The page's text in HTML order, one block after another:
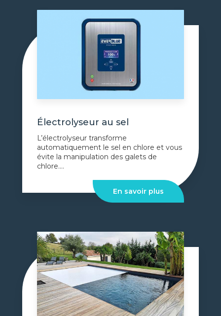
Électrolyseur au sel
L’électrolyseur transforme
automatiquement le sel en chlore et vous
évite la manipulation des galets de
chlore....
En savoir plus